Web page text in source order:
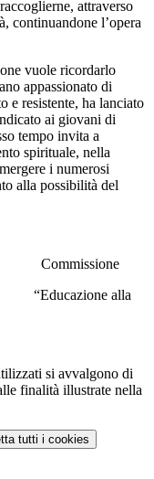
attraverso
continuandone l’opera
vuole ricordarlo
appassionato di
e resistente, ha lanciato
ai giovani di
tempo invita a
spirituale, nella
i numerosi
alla possibilità del
alla
si avvalgono di
finalità illustrate nella
tutti i cookies